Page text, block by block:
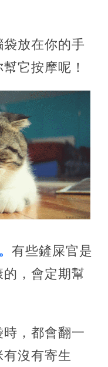
放在你的手
它按摩呢！
有些鏟屎官是
，會定期幫
，都會翻一
沒有寄生